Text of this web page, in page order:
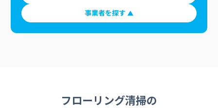
事業者を探す
フローリング清掃の